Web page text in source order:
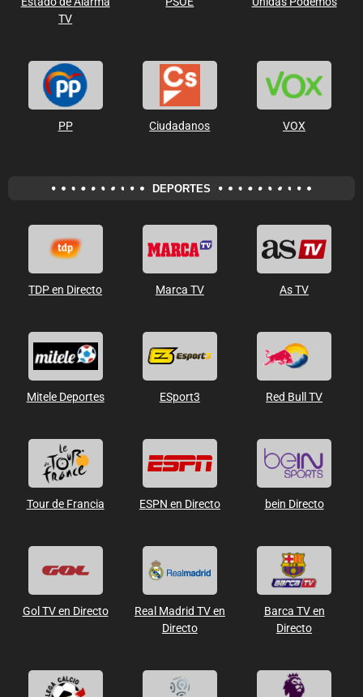
TV
PP Ciudadanos VOX
DEPORTES
TDP en Directo Marca TV As TV
Mitele Deportes ESport3 Red Bull TV
Tour de Francia ESPN en Directo bein Directo
Gol TV en Directo
Real Madrid TV en
Directo
Barca TV en
Directo